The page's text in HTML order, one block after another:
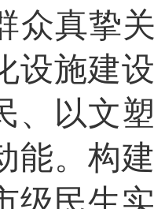
众真挚
设施建
、以文
能。构